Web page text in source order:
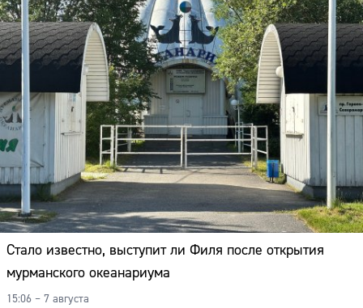
Стало известно, выступит ли Филя после открытия
мурманского океанариума
15:06 – 7 августа